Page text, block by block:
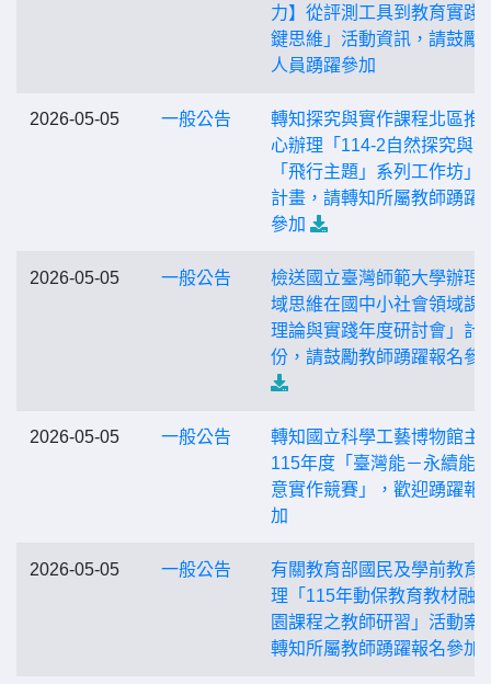
力】從評測工具到教育實踐
鍵思維」活動資訊，請鼓勵
人員踴躍參加
2026-05-05 一般公告
轉知探究與實作課程北區推
心辦理「114-2自然探究與
「飛行主題」系列工作坊」
計畫，請轉知所屬教師踴躍
參加
2026-05-05 一般公告
檢送國立臺灣師範大學辦理
域思維在國中小社會領域課
理論與實踐年度研討會」計
份，請鼓勵教師踴躍報名參
2026-05-05 一般公告
轉知國立科學工藝博物館主
115年度「臺灣能－永續能
意實作競賽」，歡迎踴躍報
加
2026-05-05 一般公告
有關教育部國民及學前教育
理「115年動保教育教材融
園課程之教師研習」活動案
轉知所屬教師踴躍報名參加